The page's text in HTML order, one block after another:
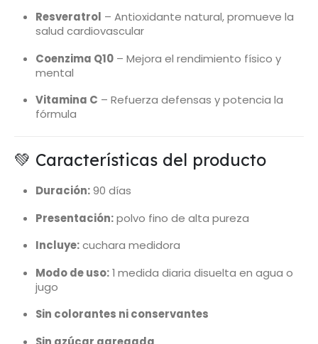
Resveratrol – Antioxidante natural, promueve la
salud cardiovascular
Coenzima Q10– Mejora el rendimiento físico y
mental
Vitamina C – Refuerza defensas y potencia la
fórmula
💚 Características del producto
Duración:90 días
Presentación:polvo fino de alta pureza
Incluye:cuchara medidora
Modo de uso:1 medida diaria disuelta en agua o
jugo
Sin colorantes ni conservantes